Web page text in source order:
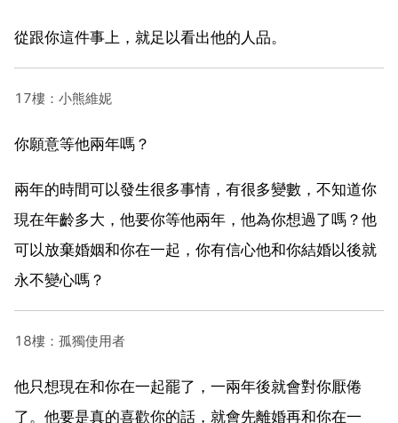
從跟你這件事上，就足以看出他的人品。
17樓：小熊維妮
你願意等他兩年嗎？
兩年的時間可以發生很多事情，有很多變數，不知道你
現在年齡多大，他要你等他兩年，他為你想過了嗎？他
可以放棄婚姻和你在一起，你有信心他和你結婚以後就
永不變心嗎？
18樓：孤獨使用者
他只想現在和你在一起罷了，一兩年後就會對你厭倦
了。他要是真的喜歡你的話，就會先離婚再和你在一